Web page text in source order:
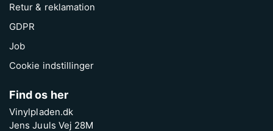
Retur & reklamation
GDPR
Job
Cookie indstillinger
Find os her
Vinylpladen.dk
Jens Juuls Vej 28M